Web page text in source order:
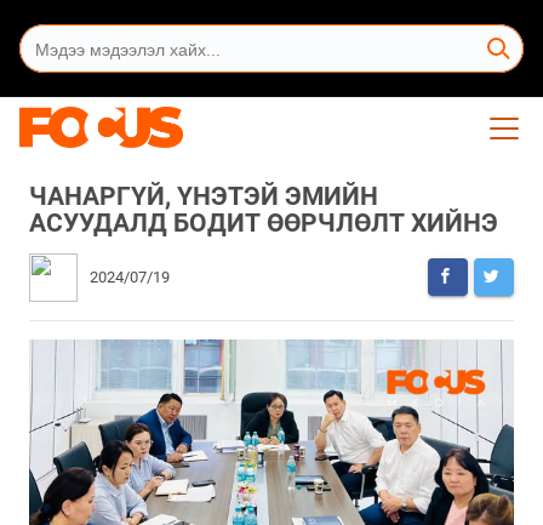
ЧАНАРГҮЙ, ҮНЭТЭЙ ЭМИЙН
АСУУДАЛД БОДИТ ӨӨРЧЛӨЛТ ХИЙНЭ
2024/07/19